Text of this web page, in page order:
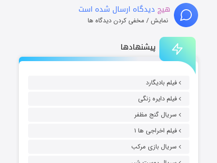
پیشنهادها
فیلم بادیگارد
فیلم دایره زنگی
سریال گنج مظفر
فیلم اخراجی ها ۱
سریال بازی مرکب
هیچ دیدگاه ارسال شده است
نمایش / مخفی کردن دیدگاه ها